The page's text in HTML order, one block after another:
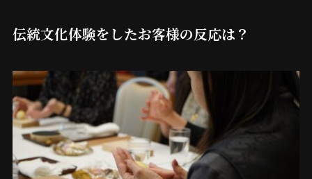
伝統文化体験をしたお客様の反応は？